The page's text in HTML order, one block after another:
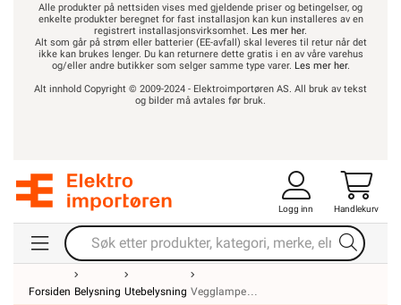
Alle produkter på nettsiden vises med gjeldende priser og betingelser, og
enkelte produkter beregnet for fast installasjon kan kun installeres av en
registrert installasjonsvirksomhet. Les mer her.
Alt som går på strøm eller batterier (EE-avfall) skal leveres til retur når det
ikke kan brukes lenger. Du kan returnere dette gratis i en av våre varehus
og/eller andre butikker som selger samme type varer. Les mer her.
Alt innhold Copyright © 2009-2024 - Elektroimportøren AS. All bruk av tekst
og bilder må avtales før bruk.
Logg inn Handlekurv
Forsiden Belysning Utebelysning Vegglampe